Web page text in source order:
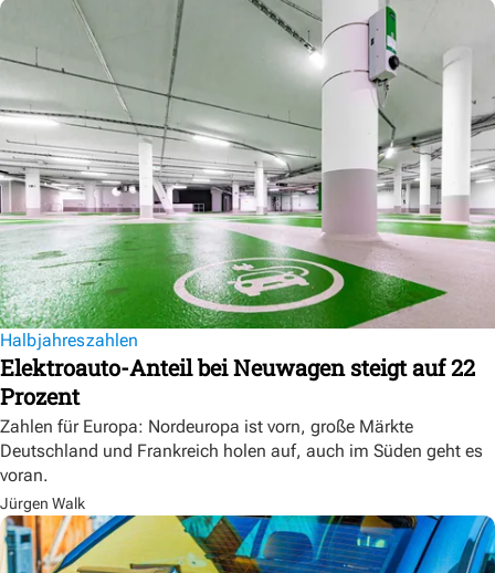
Halbjahreszahlen
Elektroauto-Anteil bei Neuwagen steigt auf 22
Prozent
Zahlen für Europa: Nordeuropa ist vorn, große Märkte
Deutschland und Frankreich holen auf, auch im Süden geht es
voran.
Jürgen Walk